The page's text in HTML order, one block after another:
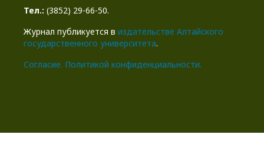
Тел.: (3852) 29-66-50.
Журнал публикуется в издательстве Алтайского
государственного университета.
Cогласие. Политикой конфиденциальности.